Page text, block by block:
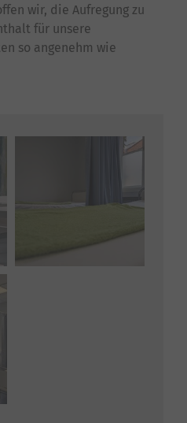
wir, die Aufregung zu
für unsere
so angenehm wie